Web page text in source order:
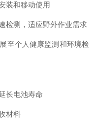
装和移动使用
检测，适应野外作业需求
至个人健康监测和环境检
长电池寿命
材料